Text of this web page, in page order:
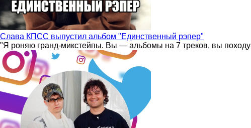
Слава КПСС выпустил альбом "Единственный рэпер"
"Я роняю гранд-микстейпы. Вы — альбомы на 7 треков, вы